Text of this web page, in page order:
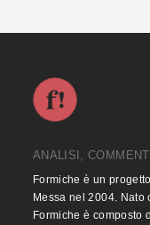
ANALISI,
Formiche è un
Messa nel 2004. Nato
Formiche è composto